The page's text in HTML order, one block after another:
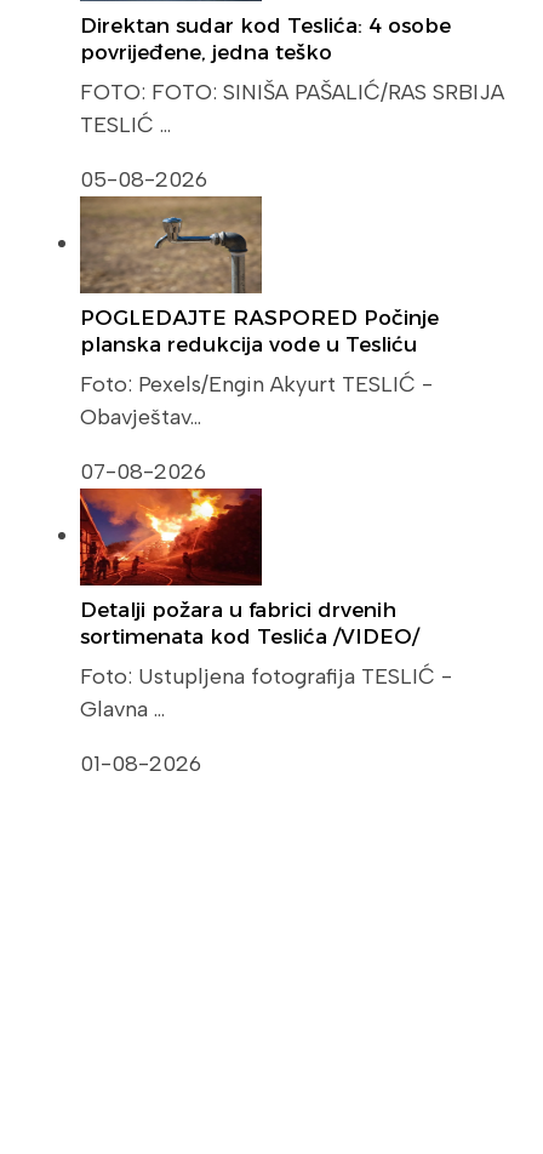
Direktan sudar kod Teslića: 4 osobe
povrijeđene, jedna teško
FOTO: FOTO: SINIŠA PAŠALIĆ/RAS SRBIJA
TESLIĆ …
05-08-2026
POGLEDAJTE RASPORED Počinje
planska redukcija vode u Tesliću
Foto: Pexels/Engin Akyurt TESLIĆ -
Obavještav…
07-08-2026
Detalji požara u fabrici drvenih
sortimenata kod Teslića /VIDEO/
Foto: Ustupljena fotografija TESLIĆ -
Glavna …
01-08-2026